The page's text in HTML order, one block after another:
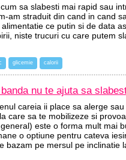
sa slabesti mai rapid sau
am straduit din cand in cand
ce putin si de data
niste trucuri cu care putem
glicemie calorii
nu te ajuta sa
careia ii place sa alerge
care sa te mobilizeze si
este o forma mult mai
o optiune pentru cateva
bazam pe mersul pe